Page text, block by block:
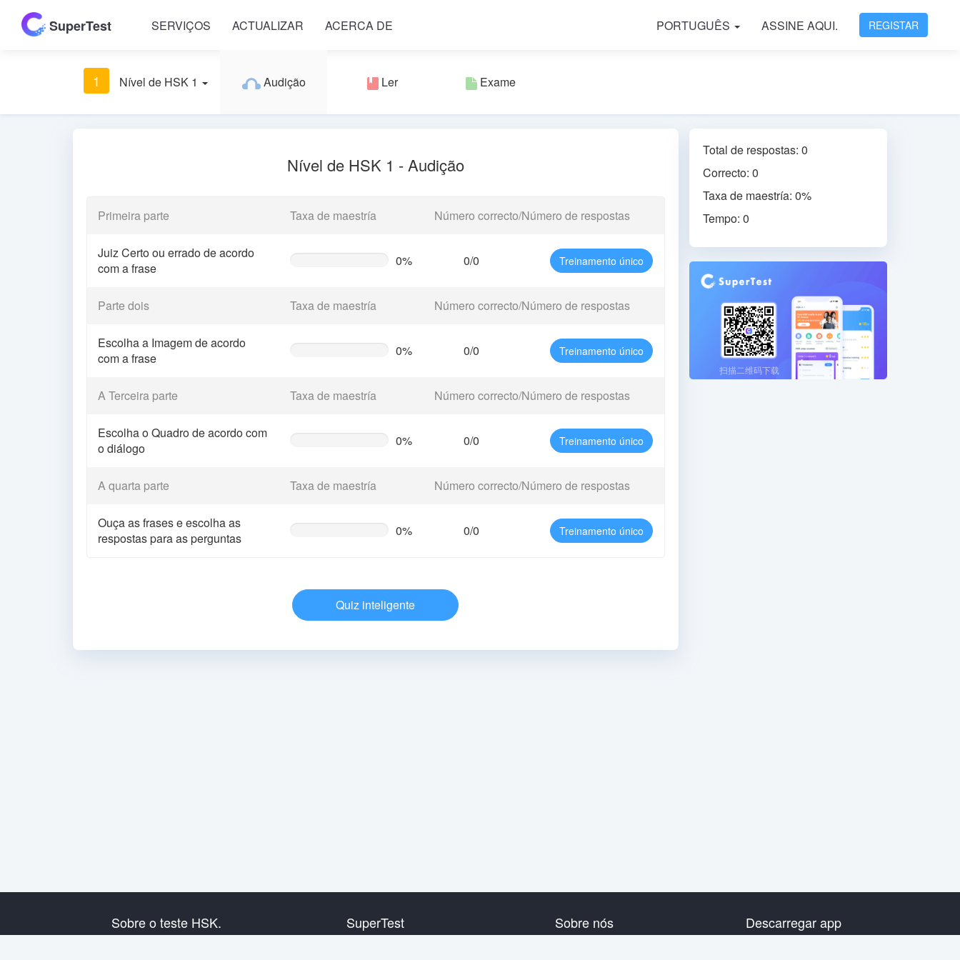
SuperTest SERVIÇOS ACTUALIZAR ACERCA DE PORTUGUÊS ASSINE AQUI. REGISTAR
1 Nível de HSK 1 Audição Ler Exame
Nível de HSK 1 - Audição
Primeira parte Taxa de maestría Número correcto/Número de respostas
Juiz Certo ou errado de acordo
com a frase
0% 0/0 Treinamento único
Parte dois Taxa de maestría Número correcto/Número de respostas
Escolha a Imagem de acordo
com a frase
0% 0/0 Treinamento único
A Terceira parte Taxa de maestría Número correcto/Número de respostas
Escolha o Quadro de acordo com
o diálogo
0% 0/0 Treinamento único
A quarta parte Taxa de maestría Número correcto/Número de respostas
Ouça as frases e escolha as
respostas para as perguntas
0% 0/0 Treinamento único
Quiz inteligente
Total de respostas: 0
Correcto: 0
Taxa de maestría: 0%
Tempo: 0
扫描二维码下载
Sobre o teste HSK. SuperTest Sobre nós Descarregar app